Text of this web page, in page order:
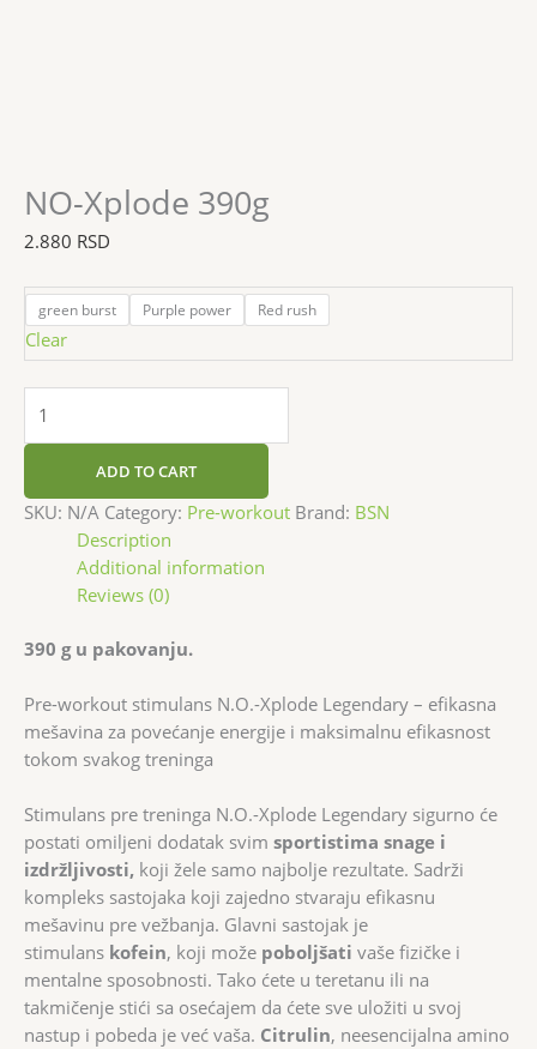
NO-Xplode 390g
2.880 RSD
green burst Purple power Red rush
Clear
ADD TO CART
SKU: N/A Category: Pre-workout Brand: BSN
Description
Additional information
Reviews (0)
390 g u pakovanju.
Pre-workout stimulans N.O.-Xplode Legendary – efikasna
mešavina za povećanje energije i maksimalnu efikasnost
tokom svakog treninga
Stimulans pre treninga N.O.-Xplode Legendary sigurno će
postati omiljeni dodatak svim sportistima snage i
izdržljivosti, koji žele samo najbolje rezultate. Sadrži
kompleks sastojaka koji zajedno stvaraju efikasnu
mešavinu pre vežbanja. Glavni sastojak je
stimulans kofein, koji može poboljšati vaše fizičke i
mentalne sposobnosti. Tako ćete u teretanu ili na
takmičenje stići sa osećajem da ćete sve uložiti u svoj
nastup i pobeda je već vaša. Citrulin, neesencijalna amino